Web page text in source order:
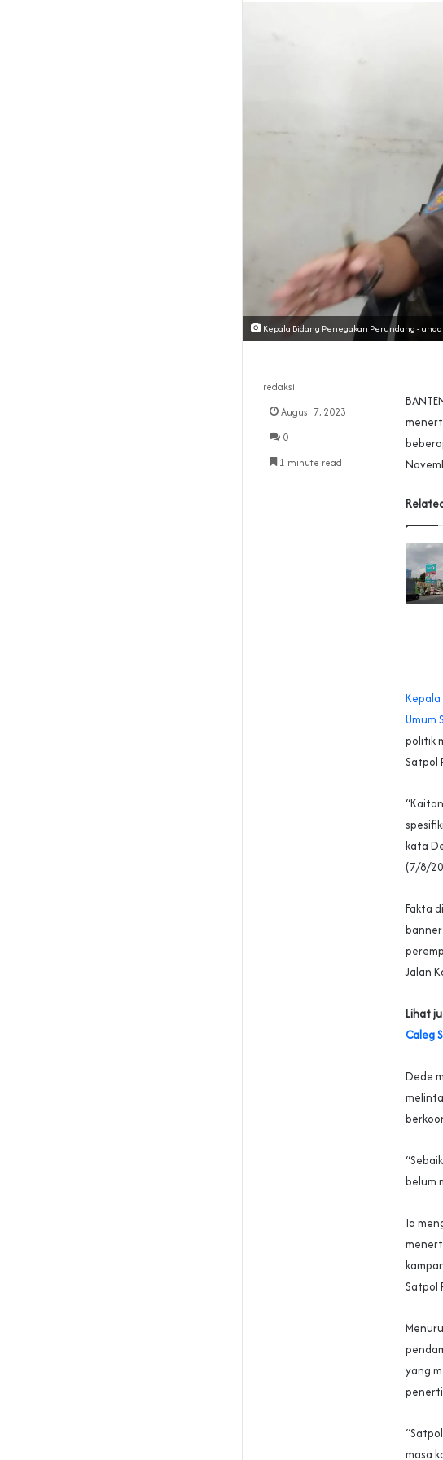
Kepala Bidang Penegakan Perundang -
Umum
politik
Satpol
kata
(7/8/
Fakta
Jalan
Lihat
Caleg
Dede
belum
Ia
Satpol
yang
masa
redaksi
August 7, 2023
0
1 minute read